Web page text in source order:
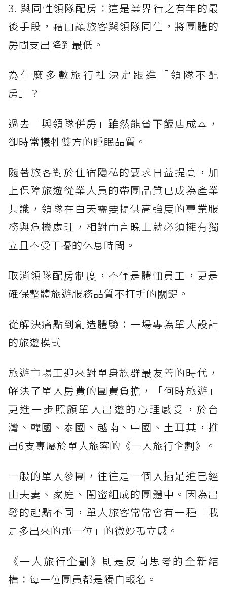
3. 與同性領隊配房：這是業界行之有年的最
後手段，藉由讓旅客與領隊同住，將團體的
房間支出降到最低。
為什麼多數旅行社決定跟進「領隊不配
房」？
過去「與領隊併房」雖然能省下飯店成本，
卻時常犧牲雙方的睡眠品質。
隨著旅客對於住宿隱私的要求日益提高，加
上保障旅遊從業人員的帶團品質已成為產業
共識，領隊在白天需要提供高強度的專業服
務與危機處理，相對而言晚上就必須擁有獨
立且不受干擾的休息時間。
取消領隊配房制度，不僅是體恤員工，更是
確保整體旅遊服務品質不打折的關鍵。
從解決痛點到創造體驗：一場專為單人設計
的旅遊模式
旅遊市場正迎來對單身族群最友善的時代，
解決了單人房費的團費負擔，「何時旅遊」
更進一步照顧單人出遊的心理感受，於台
灣、韓國、泰國、越南、中國、土耳其，推
出6支專屬於單人旅客的《一人旅行企劃》。
一般的單人參團，往往是一個人插足進已經
由夫妻、家庭、閨蜜組成的團體中。因為出
發的起點不同，單人旅客常常會有一種「我
是多出來的那一位」的微妙孤立感。
《一人旅行企劃》則是反向思考的全新結
構：每一位團員都是獨自報名。